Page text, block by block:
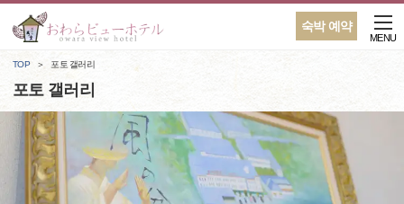
숙박 예약
MENU
TOP 포토 갤러리
포토 갤러리